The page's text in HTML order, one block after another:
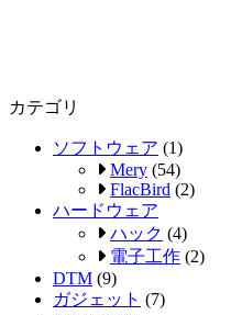
カテゴリ
ソフトウェア (1)
Mery (54)
FlacBird (2)
ハードウェア
ハック (4)
電子工作 (2)
DTM (9)
ガジェット (7)